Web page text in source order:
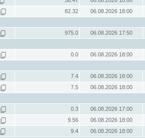
82.32
06.08.2026 18:00
975.0
06.08.2026 17:50
0.0
06.08.2026 18:00
7.4
06.08.2026 18:00
7.5
06.08.2026 18:00
0.3
06.08.2026 17:00
9.56
06.08.2026 18:00
9.4
06.08.2026 18:00